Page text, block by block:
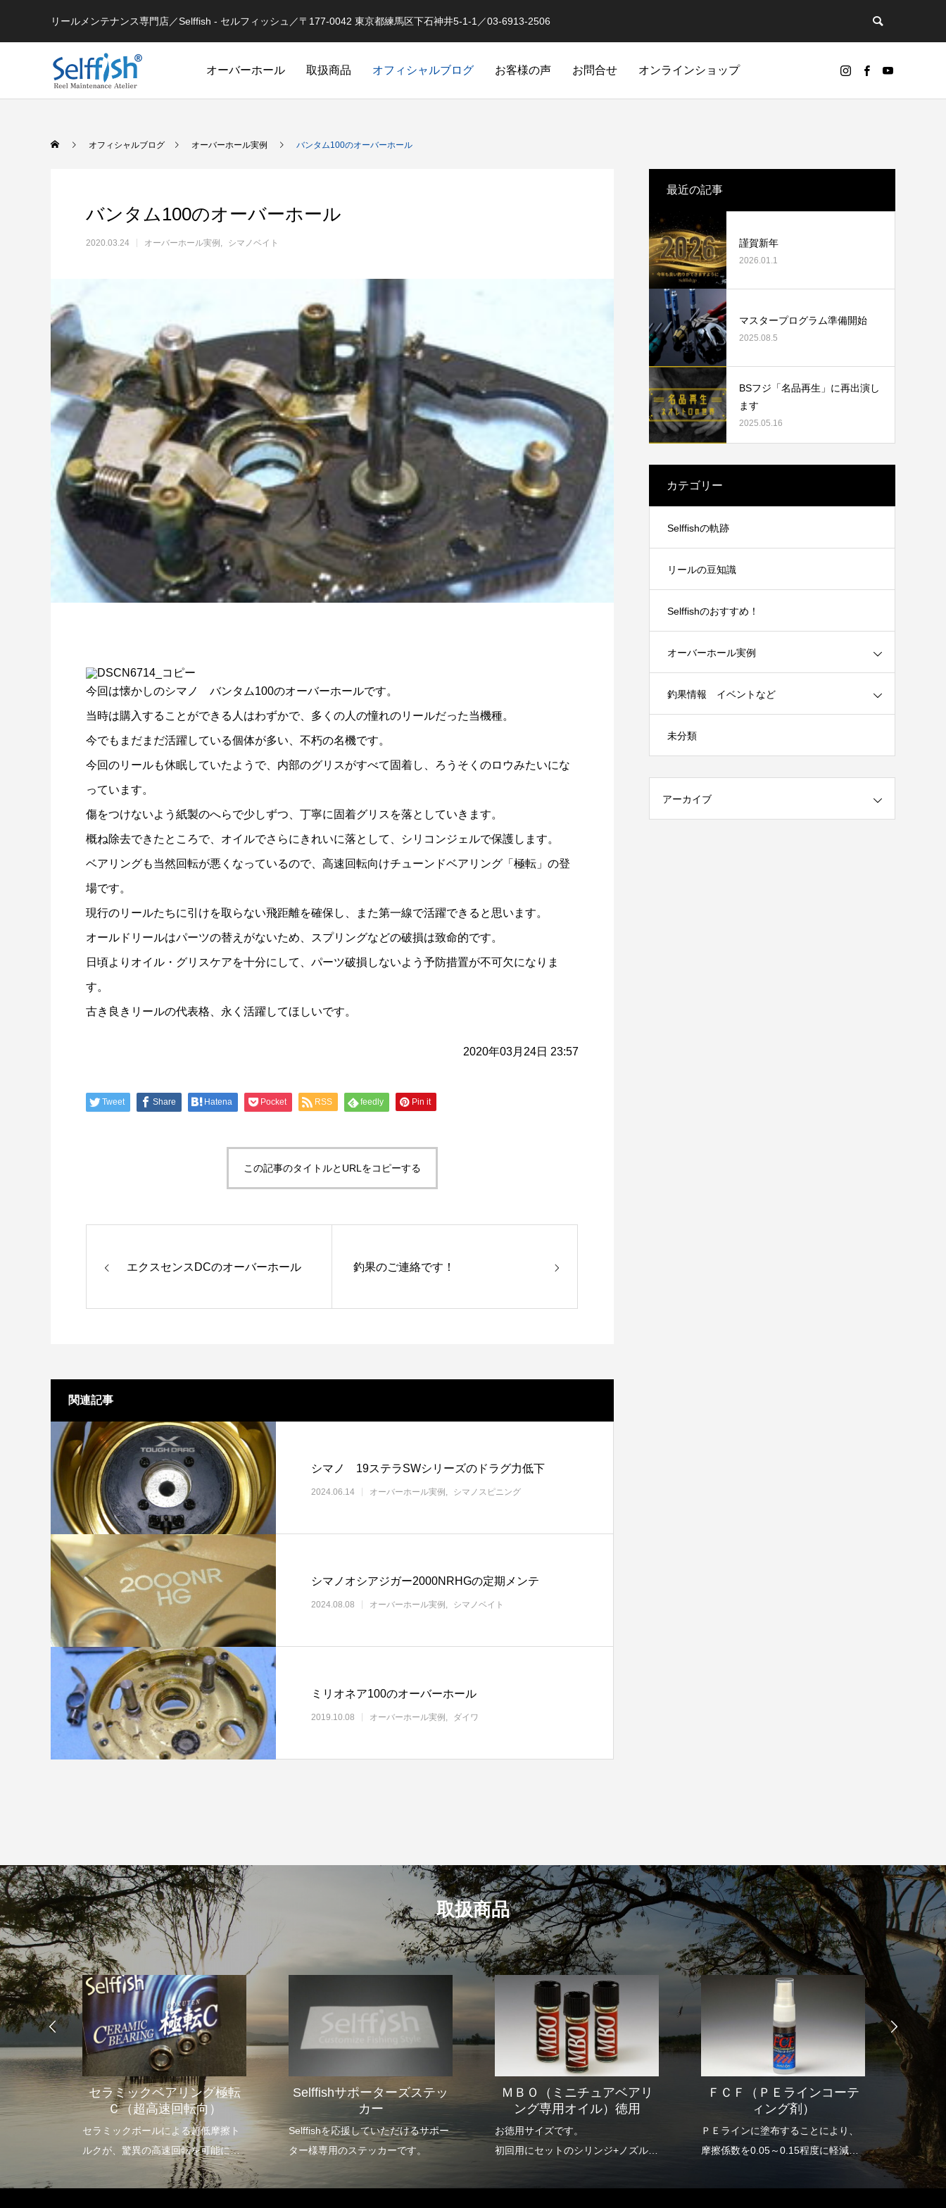
リールメンテナンス専門店／Selffish - セルフィッシュ／〒177-0042 東京都練馬区下石神井5-1-1／03-6913-2506
オーバーホール 取扱商品 オフィシャルブログ お客様の声 お問合せ オンラインショップ
セルフメンテナンス用品（Selffishオリジナル）
カスタムパーツ
カスタムベアリング（Selffishオリジナル）
2024.06.23 2024.05.09
ギアノイズ（ゴリ感）について
2023.09.19
シマノ バンタム1000SGの1年点検
2025.02.26
ダイワ スパルタンIC150Hのオーバーホ
ール
2024.10.31
シマノ 20メタニウムXGのベアリングチ
2024.10.24
ール
謹賀新年 BSフジ「名品再生」に再出演します
第56回霞ヶ浦クリーン大作戦（春の陣）開
謹賀新年 2025年はチームを作ります！
2023.03.21
（第22回）コラム
（第21回）実践編（18ステラ⑤）
オフィシャルブログ オーバーホール実例 バンタム100のオーバーホール
バンタム100のオーバーホール
2020.03.24 オーバーホール実例 シマノベイト
今回は懐かしのシマノ バンタム100のオーバーホールです。
当時は購入することができる人はわずかで、多くの人の憧れのリールだった当機種。
今でもまだまだ活躍している個体が多い、不朽の名機です。
今回のリールも休眠していたようで、内部のグリスがすべて固着し、ろうそくのロウみたいにな
っています。
傷をつけないよう紙製のへらで少しずつ、丁寧に固着グリスを落としていきます。
概ね除去できたところで、オイルでさらにきれいに落として、シリコンジェルで保護します。
ベアリングも当然回転が悪くなっているので、高速回転向けチューンドベアリング「極転」の登
場です。
現行のリールたちに引けを取らない飛距離を確保し、また第一線で活躍できると思います。
オールドリールはパーツの替えがないため、スプリングなどの破損は致命的です。
日頃よりオイル・グリスケアを十分にして、パーツ破損しないよう予防措置が不可欠になりま
す。
古き良きリールの代表格、永く活躍してほしいです。
2020年03月24日 23:57
Tweet Share Hatena Pocket RSS feedly Pin it
この記事のタイトルとURLをコピーする
エクスセンスDCのオーバーホール 釣果のご連絡です！
関連記事
シマノ 19ステラSWシリーズのドラグ力低下
2024.06.14 オーバーホール実例 シマノスピニング
シマノオシアジガー2000NRHGの定期メンテ
2024.08.08 オーバーホール実例 シマノベイト
ミリオネア100のオーバーホール
2019.10.08 オーバーホール実例 ダイワ
最近の記事
謹賀新年
2026.01.1
マスタープログラム準備開始
2025.08.5
BSフジ「名品再生」に再出演し
ます
2025.05.16
カテゴリー
Selffishの軌跡
リールの豆知識
Selffishのおすすめ！
オーバーホール実例
釣果情報 イベントなど
未分類
アーカイブ
取扱商品
極転
セラミックベアリング極転
Ｃ（超高速回転向）
セラミックボールによる超低摩擦ト
ルクが、驚異の高速回転を可能に
し、軽量なルアーのロングキャスト
を実現します。
Selffishサポーターズステッ
カー
Selffishを応援していただけるサポー
ター様専用のステッカーです。
ＭＢＯ（ミニチュアベアリ
ング専用オイル）徳用
お徳用サイズです。
初回用にセットのシリンジ+ノズルを
ＦＣＦ（ＰＥラインコーテ
ィング剤）
ＰＥラインに塗布することにより、
摩擦係数を0.05～0.15程度に軽減
スピードの向上を実現します。
セル
当店で
る用品